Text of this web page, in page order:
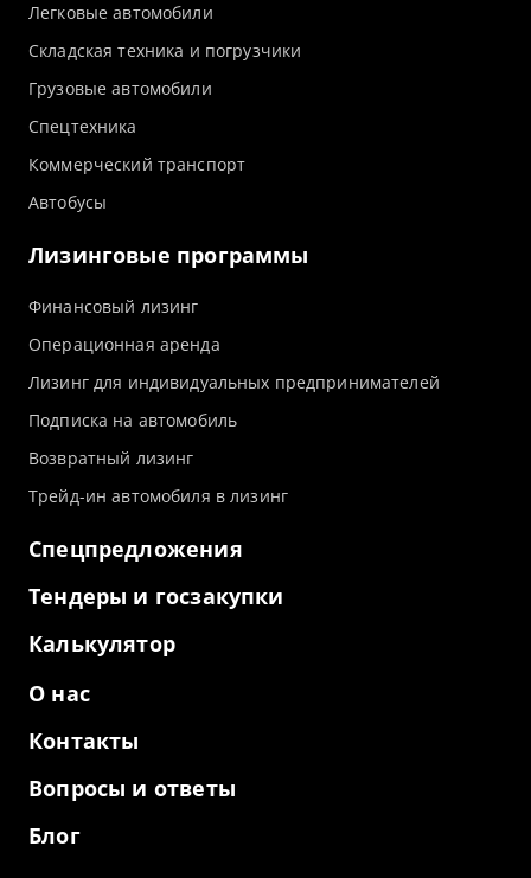
Легковые автомобили
Складская техника и погрузчики
Грузовые автомобили
Спецтехника
Коммерческий транспорт
Автобусы
Лизинговые программы
Финансовый лизинг
Операционная аренда
Лизинг для индивидуальных предпринимателей
Подписка на автомобиль
Возвратный лизинг
Трейд-ин автомобиля в лизинг
Спецпредложения
Тендеры и госзакупки
Калькулятор
О нас
Контакты
Вопросы и ответы
Блог